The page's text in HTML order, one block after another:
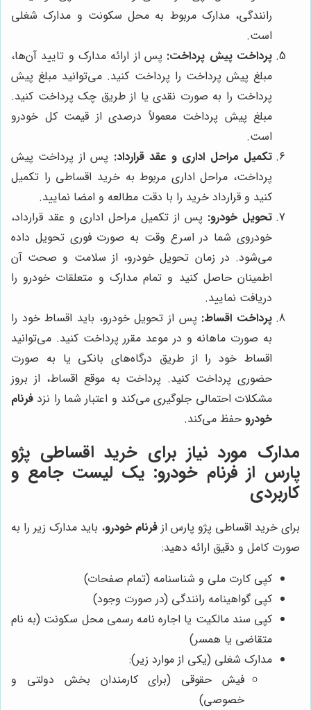
رانندگی، مدارک مربوط به محل سکونت و مدارک شغلی
است.
پرداخت پیش پرداخت: پس از ارائه مدارک و تایید آن‌ها،
مبلغ پیش پرداخت را پرداخت کنید. می‌توانید مبلغ پیش
پرداخت را به صورت نقدی یا از طریق چک پرداخت کنید.
مبلغ پیش پرداخت معمولاً درصدی از قیمت کل خودرو
است.
تکمیل مراحل اداری و عقد قرارداد: پس از پرداخت پیش
پرداخت، مراحل اداری مربوط به خرید اقساطی را تکمیل
کنید و قرارداد خرید را با دقت مطالعه و امضا نمایید.
تحویل خودرو: پس از تکمیل مراحل اداری و عقد قرارداد،
خودروی شما در اسرع وقت به صورت فوری تحویل داده
می‌شود. در زمان تحویل خودرو، از سلامت و صحت آن
اطمینان حاصل کنید و تمام مدارک و متعلقات خودرو را
دریافت نمایید.
پرداخت اقساط: پس از تحویل خودرو، باید اقساط خود را
به صورت ماهانه و در موعد مقرر پرداخت کنید. می‌توانید
اقساط خود را از طریق درگاه‌های بانکی یا به صورت
حضوری پرداخت کنید. پرداخت به موقع اقساط، از بروز
مشکلات احتمالی جلوگیری می‌کند و اعتبار شما را نزد فرنام
خودرو حفظ می‌کند.
مدارک مورد نیاز برای خرید اقساطی پژو
پارس از فرنام خودرو: یک لیست جامع و
کاربردی
برای خرید اقساطی پژو پارس از فرنام خودرو، باید مدارک زیر را به
صورت کامل و دقیق ارائه دهید:
کپی کارت ملی و شناسنامه (تمام صفحات)
کپی گواهینامه رانندگی (در صورت وجود)
کپی سند مالکیت یا اجاره نامه رسمی محل سکونت (به نام
متقاضی یا همسر)
مدارک شغلی (یکی از موارد زیر):
فیش حقوقی (برای کارمندان بخش دولتی و
خصوصی)